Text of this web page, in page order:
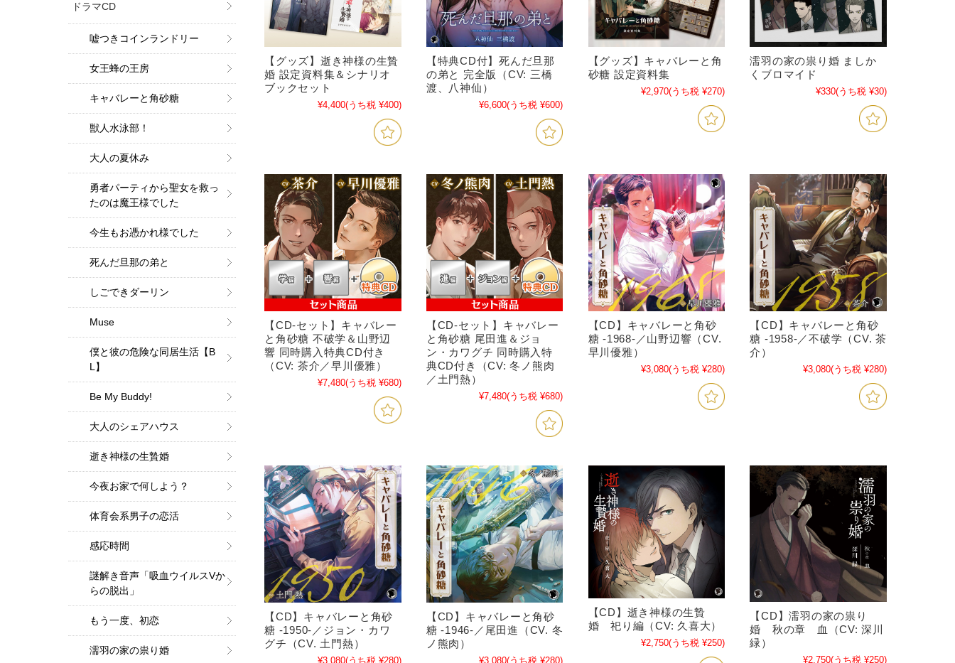
【グッズ】逝き神様の生贄
婚 設定資料集＆シナリオ
ブックセット
¥4,400(うち税 ¥400)
【特典CD付】死んだ旦那
の弟と 完全版（CV: 三橋
渡、八神仙）
¥6,600(うち税 ¥600)
【グッズ】キャバレーと角
砂糖 設定資料集
¥2,970(うち税 ¥270)
濡羽の家の祟り婚 ましか
くブロマイド
¥330(うち税 ¥30)
【CD-セット】キャバレー
と角砂糖 不破学＆山野辺
響 同時購入特典CD付き
（CV: 茶介／早川優雅）
¥7,480(うち税 ¥680)
【CD-セット】キャバレー
と角砂糖 尾田進＆ジョ
ン・カワグチ 同時購入特
典CD付き（CV: 冬ノ熊肉
／土門熱）
¥7,480(うち税 ¥680)
【CD】キャバレーと角砂
糖 -1968-／山野辺響（CV.
早川優雅）
¥3,080(うち税 ¥280)
【CD】キャバレーと角砂
糖 -1958-／不破学（CV. 茶
介）
¥3,080(うち税 ¥280)
【CD】キャバレーと角砂
糖 -1950-／ジョン・カワ
グチ（CV. 土門熱）
¥3,080(うち税 ¥280)
【CD】キャバレーと角砂
糖 -1946-／尾田進（CV. 冬
ノ熊肉）
¥3,080(うち税 ¥280)
【CD】逝き神様の生贄
婚 祀り編（CV: 久喜大）
¥2,750(うち税 ¥250)
【CD】濡羽の家の祟り
婚 秋の章 血（CV: 深川
緑）
¥2,750(うち税 ¥250)
ドラマCD
嘘つきコインランドリー
女王蜂の王房
キャバレーと角砂糖
獣人水泳部！
大人の夏休み
勇者パーティから聖女を救っ
たのは魔王様でした
今生もお憑かれ様でした
死んだ旦那の弟と
しごできダーリン
Muse
僕と彼の危険な同居生活【B
L】
Be My Buddy!
大人のシェアハウス
逝き神様の生贄婚
今夜お家で何しよう？
体育会系男子の恋活
感応時間
謎解き音声「吸血ウイルスVか
らの脱出」
もう一度、初恋
濡羽の家の祟り婚